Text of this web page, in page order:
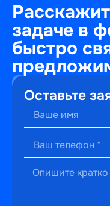
задаче в
быстро
(495)
241-
22-
59
ул.
Оставьте